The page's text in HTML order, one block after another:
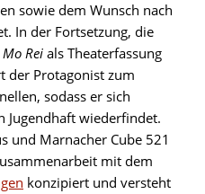
sowie dem Wunsch nach
In der Fortsetzung, die
Rei als Theaterfassung
der Protagonist zum
sodass er sich
Jugendhaft wiederfindet.
und Marnacher Cube 521
mit dem
konzipiert und versteht